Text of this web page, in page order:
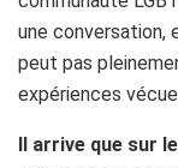
une conversation,
peut pas
expériences
Il arrive que sur